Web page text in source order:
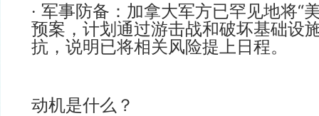
· 军事防备：加拿大军方已罕见地将“
预案，计划通过游击战和破坏基础设
抗，说明已将相关风险提上日程。
动机是什么？